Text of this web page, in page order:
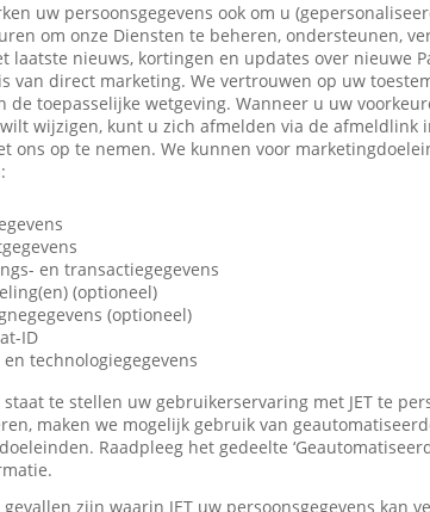
uw persoonsgegevens ook om u
om onze Diensten te beheren, ondersteunen,
laatste nieuws, kortingen en updates over nieuwe
van direct marketing. We vertrouwen op uw
de toepasselijke wetgeving. Wanneer u uw
wijzigen, kunt u zich afmelden via de
ons op te nemen. We kunnen voor
en transactiegegevens
(optioneel)
(optioneel)
ID
en technologiegegevens
staat te stellen uw gebruikerservaring met JET te
maken we mogelijk gebruik van
Raadpleeg het gedeelte
zijn waarin JET uw persoonsgegevens kan